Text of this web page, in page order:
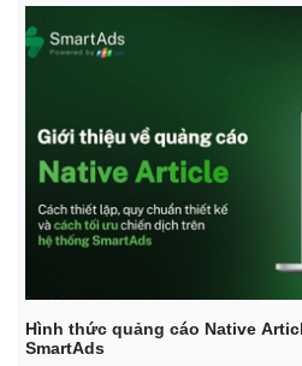
Kinh tế
Bất động sản
Hình thức quảng cáo Native
SmartAds